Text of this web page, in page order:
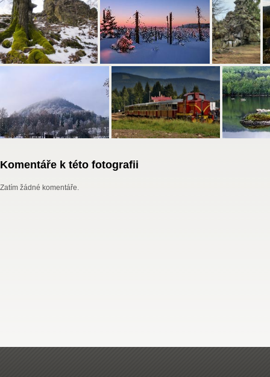
Komentáře k této fotografii
Zatím žádné komentáře.